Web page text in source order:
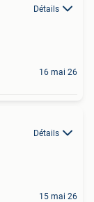
Détails
16 mai 26
Détails
15 mai 26